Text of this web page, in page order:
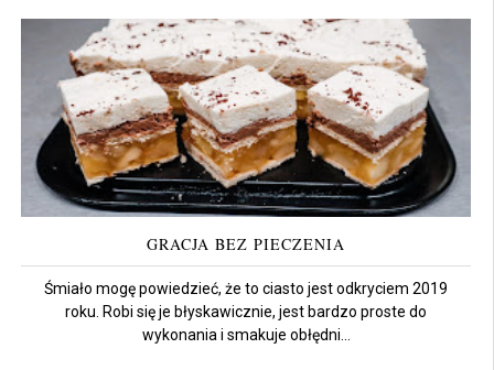
GRACJA BEZ PIECZENIA
Śmiało mogę powiedzieć, że to ciasto jest odkryciem 2019
roku. Robi się je błyskawicznie, jest bardzo proste do
wykonania i smakuje obłędni...